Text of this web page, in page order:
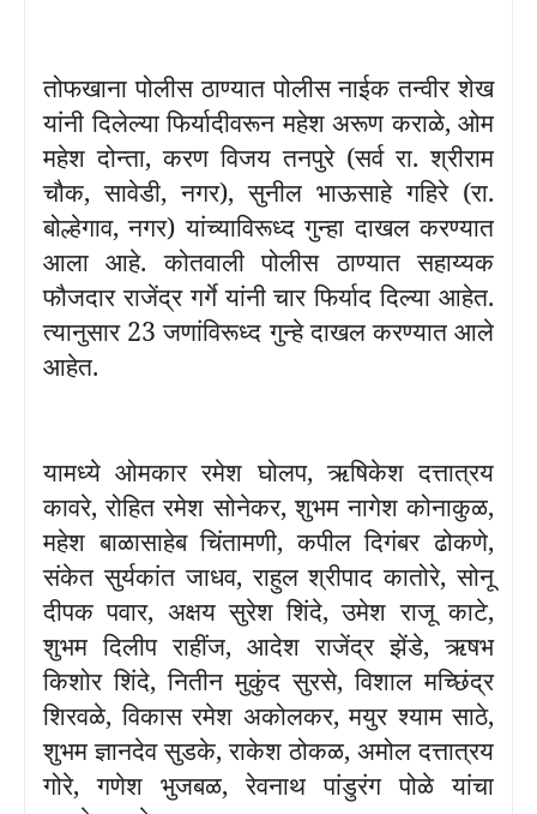
तोफखाना पोलीस ठाण्यात पोलीस नाईक तन्वीर शेख
यांनी दिलेल्या फिर्यादीवरून महेश अरूण कराळे, ओम
महेश दोन्ता,करण विजय तनपुरे (सर्व रा. श्रीराम
चौक,सावेडी,नगर),सुनील भाऊसाहे गहिरे (रा.
बोल्हेगाव,नगर) यांच्याविरूध्द गुन्हा दाखल करण्यात
आला आहे. कोतवाली पोलीस ठाण्यात सहाय्यक
फौजदार राजेंद्र गर्गे यांनी चार फिर्याद दिल्या आहेत.
त्यानुसार 23जणांविरूध्द गुन्हे दाखल करण्यात आले
आहेत.
यामध्ये ओमकार रमेश घोलप,ऋषिकेश दत्तात्रय
कावरे,रोहित रमेश सोनेकर,शुभम नागेश कोनाकुळ,
महेश बाळासाहेब चिंतामणी,कपील दिगंबर ढोकणे,
संकेत सुर्यकांत जाधव,राहुल श्रीपाद कातोरे,सोनू
दीपक पवार, अक्षय सुरेश शिंदे,उमेश राजू काटे,
शुभम दिलीप राहींज, आदेश राजेंद्र झेंडे,ऋषभ
किशोर शिंदे,नितीन मुकुंद सुरसे,विशाल मच्छिंद्र
शिरवळे,विकास रमेश अकोलकर,मयुर श्याम साठे,
शुभम ज्ञानदेव सुडके,राकेश ठोकळ, अमोल दत्तात्रय
गोरे,गणेश भुजबळ,रेवनाथ पांडुरंग पोळे यांचा